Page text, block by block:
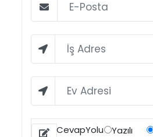
CevapYolu Yazılı